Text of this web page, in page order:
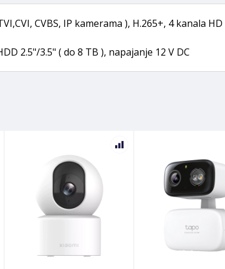
CVBS, IP kamerama ), H.265+, 4 kanala
2.5"/3.5" ( do 8 TB ), napajanje 12 V DC